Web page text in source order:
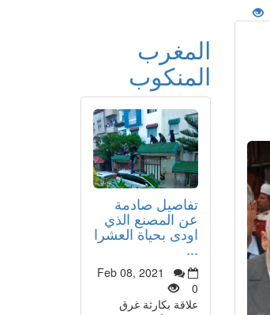
المغرب
المنكوب
تفاصيل صادمة
عن المصنع الذي
اودى بحياة العشرا
...
Feb 08, 2021
0
علاقة بكارثة غرق